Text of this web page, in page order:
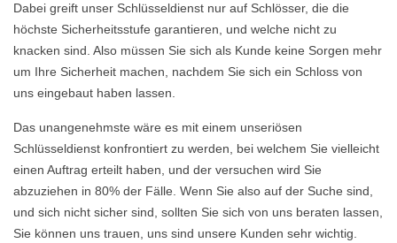
Dabei greift unser Schlüsseldienst nur auf Schlösser, die die
höchste Sicherheitsstufe garantieren, und welche nicht zu
knacken sind. Also müssen Sie sich als Kunde keine Sorgen mehr
um Ihre Sicherheit machen, nachdem Sie sich ein Schloss von
uns eingebaut haben lassen.
Das unangenehmste wäre es mit einem unseriösen
Schlüsseldienst konfrontiert zu werden, bei welchem Sie vielleicht
einen Auftrag erteilt haben, und der versuchen wird Sie
abzuziehen in 80% der Fälle. Wenn Sie also auf der Suche sind,
und sich nicht sicher sind, sollten Sie sich von uns beraten lassen,
Sie können uns trauen, uns sind unsere Kunden sehr wichtig.